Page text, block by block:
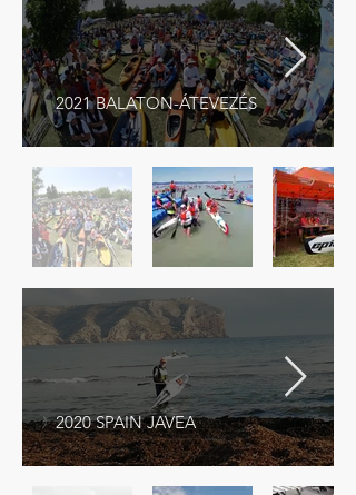
2021 BALATON-ÁTEVEZÉS
2020 SPAIN JAVEA